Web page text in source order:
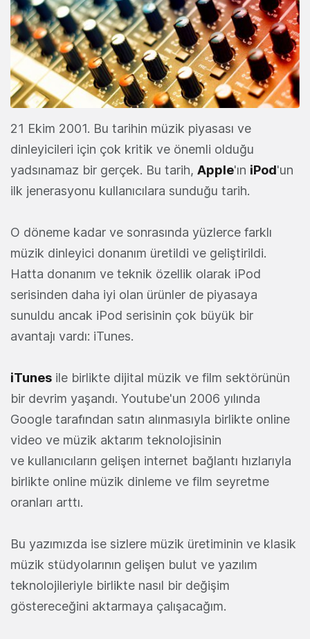
21 Ekim 2001. Bu tarihin müzik piyasası ve
dinleyicileri için çok kritik ve önemli olduğu
yadsınamaz bir gerçek. Bu tarih, Apple'ın iPod'un
ilk jenerasyonu kullanıcılara sunduğu tarih.
O döneme kadar ve sonrasında yüzlerce farklı
müzik dinleyici donanım üretildi ve geliştirildi.
Hatta donanım ve teknik özellik olarak iPod
serisinden daha iyi olan ürünler de piyasaya
sunuldu ancak iPod serisinin çok büyük bir
avantajı vardı: iTunes.
iTunes ile birlikte dijital müzik ve film sektörünün
bir devrim yaşandı. Youtube'un 2006 yılında
Google tarafından satın alınmasıyla birlikte online
video ve müzik aktarım teknolojisinin
ve kullanıcıların gelişen internet bağlantı hızlarıyla
birlikte online müzik dinleme ve film seyretme
oranları arttı.
Bu yazımızda ise sizlere müzik üretiminin ve klasik
müzik stüdyolarının gelişen bulut ve yazılım
teknolojileriyle birlikte nasıl bir değişim
göstereceğini aktarmaya çalışacağım.